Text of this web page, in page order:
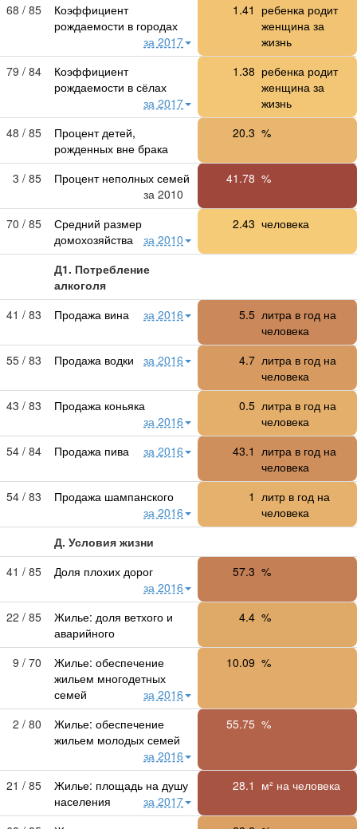
68 / 85
Коэффициент
рождаемости в городах
за 2017
1.41 ребенка родит
женщина за
жизнь
79 / 84
Коэффициент
рождаемости в сёлах
за 2017
1.38 ребенка родит
женщина за
жизнь
48 / 85
Процент детей,
рожденных вне брака
20.3 %
3 / 85
Процент неполных семей
за 2010
41.78 %
70 / 85
Средний размер
домохозяйства
за 2010
2.43 человека
Д1. Потребление
алкоголя
41 / 83
Продажа вина за 2016 5.5 литра в год на
человека
55 / 83
Продажа водки за 2016 4.7 литра в год на
человека
43 / 83
Продажа коньяка
за 2016
0.5 литра в год на
человека
54 / 84
Продажа пива за 2016 43.1 литра в год на
человека
54 / 83
Продажа шампанского
за 2016
1 литр в год на
человека
Д. Условия жизни
41 / 85
Доля плохих дорог
за 2016
57.3 %
22 / 85
Жилье: доля ветхого и
аварийного
4.4 %
9 / 70
Жилье: обеспечение
жильем многодетных
семей
за 2016
10.09 %
2 / 80
Жилье: обеспечение
жильем молодых семей
за 2016
55.75 %
21 / 85
Жилье: площадь на душу
населения
за 2017
28.1 м² на человека